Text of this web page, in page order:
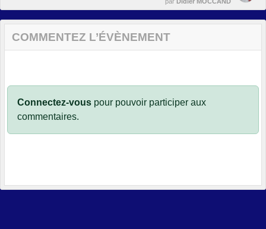
COMMENTEZ L’ÉVÈNEMENT
Connectez-vous pour pouvoir participer aux
commentaires.